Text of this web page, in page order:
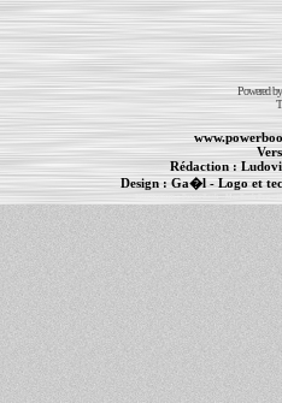
Powered
Rédaction :
Design : Ga�l- Logo et